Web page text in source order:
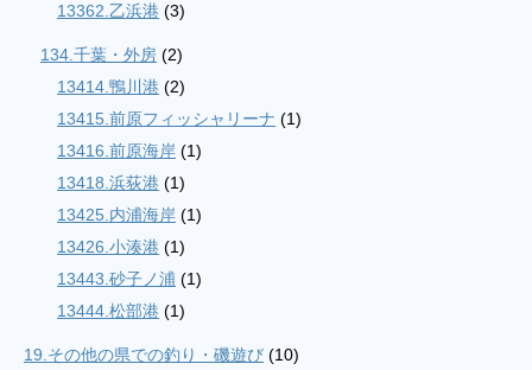
13362.乙浜港 (3)
134.千葉・外房 (2)
13414.鴨川港 (2)
13415.前原フィッシャリーナ (1)
13416.前原海岸 (1)
13418.浜荻港 (1)
13425.内浦海岸 (1)
13426.小湊港 (1)
13443.砂子ノ浦 (1)
13444.松部港 (1)
19.その他の県での釣り・磯遊び (10)